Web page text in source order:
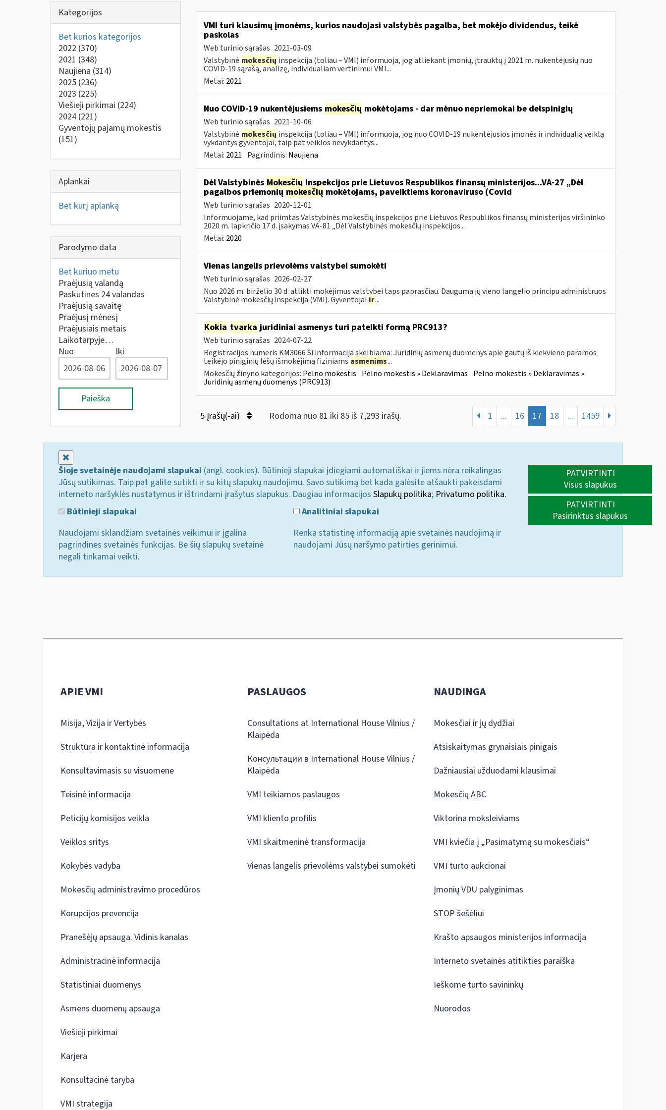
Kategorijos
Bet kurios kategorijos
2022 (370)
2021 (348)
Naujiena (314)
2025 (236)
2023 (225)
Viešieji pirkimai (224)
2024 (221)
Gyventojų pajamų mokestis
(151)
Aplankai
Bet kurį aplanką
Parodymo data
Bet kuriuo metu
Praėjusią valandą
Paskutines 24 valandas
Praėjusią savaitę
Praėjusį mėnesį
Praėjusiais metais
Laikotarpyje…
Nuo
Iki
Paieška
VMI turi klausimų įmonėms, kurios naudojasi valstybės pagalba, bet mokėjo dividendus, teikė
paskolas
Web turinio sąrašas 2021-03-09
Valstybinė mokesčių inspekcija (toliau – VMI) informuoja, jog atliekant įmonių, įtrauktų į 2021 m. nukentėjusių nuo
COVID-19 sąrašą, analizę, individualiam vertinimui VMI...
Metai: 2021
Nuo COVID-19 nukentėjusiems mokesčių mokėtojams - dar mėnuo nepriemokai be delspinigių
Web turinio sąrašas 2021-10-06
Valstybinė mokesčių inspekcija (toliau – VMI) informuoja, jog nuo COVID-19 nukentėjusios įmonės ir individualią veiklą
vykdantys gyventojai, taip pat veiklos nevykdantys...
Metai: 2021 Pagrindinis: Naujiena
Dėl Valstybinės MokesčiųInspekcijos prie Lietuvos Respublikos finansų ministerijos...VA-27 „Dėl
pagalbos priemoniųmokesčių mokėtojams, paveiktiems koronaviruso (Covid
Web turinio sąrašas 2020-12-01
Informuojame, kad priimtas Valstybinės mokesčių inspekcijos prie Lietuvos Respublikos finansų ministerijos viršininko
2020 m. lapkričio 17 d. įsakymas VA-81 „Dėl Valstybinės mokesčių inspekcijos...
Metai: 2020
Vienas langelis prievolėms valstybei sumokėti
Web turinio sąrašas 2026-02-27
Nuo 2026 m. birželio 30 d. atlikti mokėjimus valstybei taps paprasčiau. Dauguma jų vieno langelio principu administruos
Valstybinė mokesčių inspekcija (VMI). Gyventojai ir...
Kokia tvarka juridiniai asmenys turi pateikti formą PRC913?
Web turinio sąrašas 2024-07-22
Registracijos numeris KM3066 Ši informacija skelbiama: Juridinių asmenų duomenys apie gautų iš kiekvieno paramos
teikėjo piniginių lėšų išmokėjimą fiziniams asmenims...
Mokesčių žinyno kategorijos: Pelno mokestis Pelno mokestis » Deklaravimas Pelno mokestis » Deklaravimas »
Juridinių asmenų duomenys (PRC913)
5 Įrašų(-ai) Rodoma nuo 81 iki 85 iš 7,293 irašų. 1 ... 16 17 18 ... 1459
Šioje svetainėje naudojami slapukai (angl. cookies). Būtinieji slapukai įdiegiami automatiškai ir jiems nėra reikalingas
Jūsų sutikimas. Taip pat galite sutikti ir su kitų slapukų naudojimu. Savo sutikimą bet kada galėsite atšaukti pakeisdami
interneto naršyklės nustatymus ir ištrindami įrašytus slapukus. Daugiau informacijos Slapukų politika; Privatumo politika.
Būtinieji slapukai
Naudojami sklandžiam svetainės veikimui ir įgalina
pagrindines svetainės funkcijas. Be šių slapukų svetainė
negali tinkamai veikti.
Analitiniai slapukai
Renka statistinę informaciją apie svetainės naudojimą ir
naudojami Jūsų naršymo patirties gerinimui.
PATVIRTINTI
Visus slapukus
PATVIRTINTI
Pasirinktus slapukus
APIE VMI
Misija, Vizija ir Vertybės
Struktūra ir kontaktinė informacija
Konsultavimasis su visuomene
Teisinė informacija
Peticijų komisijos veikla
Veiklos sritys
Kokybės vadyba
Mokesčių administravimo procedūros
Korupcijos prevencija
Pranešėjų apsauga. Vidinis kanalas
Administracinė informacija
Statistiniai duomenys
Asmens duomenų apsauga
Viešieji pirkimai
Karjera
Konsultacinė taryba
VMI strategija
PASLAUGOS
Consultations at International House Vilnius /
Klaipėda
Консультации в International House Vilnius /
Klaipėda
VMI teikiamos paslaugos
VMI kliento profilis
VMI skaitmeninė transformacija
Vienas langelis prievolėms valstybei sumokėti
NAUDINGA
Mokesčiai ir jų dydžiai
Atsiskaitymas grynaisiais pinigais
Dažniausiai užduodami klausimai
Mokesčių ABC
Viktorina moksleiviams
VMI kviečia į „Pasimatymą su mokesčiais“
VMI turto aukcionai
Įmonių VDU palyginimas
STOP šešėliui
Krašto apsaugos ministerijos informacija
Interneto svetainės atitikties paraiška
Ieškome turto savininkų
Nuorodos